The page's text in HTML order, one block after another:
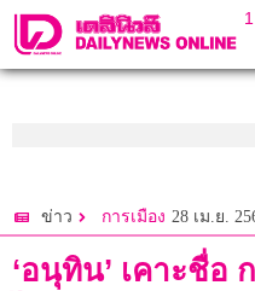
ข่าว การเมือง 28 เม.ย.
‘อนุทิน’ เคาะชื่อ